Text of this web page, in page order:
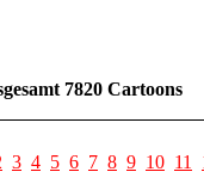
7820 Cartoons
3 4 5 6 7 8 9 10 11